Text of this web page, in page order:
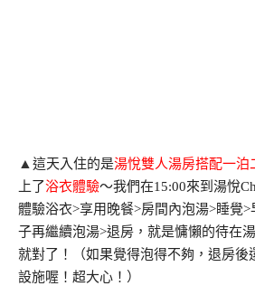
▲這天入住的是湯悅雙人湯房搭配一泊
上了浴衣體驗～我們在15:00來到湯悅
體驗浴衣>享用晚餐>房間內泡湯>睡覺
子再繼續泡湯>退房，就是慵懶的待在
就對了！（如果覺得泡得不夠，退房後
設施喔！超大心！）